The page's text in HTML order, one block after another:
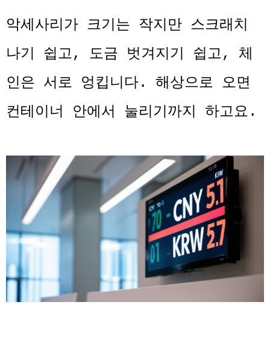
악세사리가 크기는 작지만 스크래치
나기 쉽고, 도금 벗겨지기 쉽고, 체
인은 서로 엉킵니다. 해상으로 오면
컨테이너 안에서 눌리기까지 하고요.